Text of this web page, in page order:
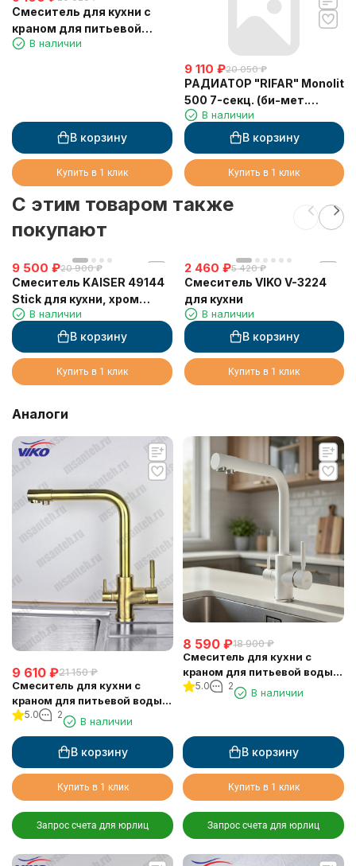
Смеситель для кухни с
краном для питьевой
воды VIKO V-5304
В наличии
В корзину
Купить в 1 клик
9 110 ₽20 050 ₽
РАДИАТОР "RIFAR" Monolit
500 7-секц. (би-мет.
монолит)
В наличии
В корзину
Купить в 1 клик
C этим товаром также
покупают
9 500 ₽20 900 ₽
Смеситель KAISER 49144
Stick для кухни, хром
(картридж 6202)
В наличии
В корзину
Купить в 1 клик
2 460 ₽5 420 ₽
Смеситель VIKO V-3224
для кухни
В наличии
В корзину
Купить в 1 клик
Аналоги
9 610 ₽21 150 ₽
Смеситель для кухни с
краном для питьевой воды
VIKO V-5034
5.0 2
В наличии
В корзину
Купить в 1 клик
Запрос счета для юрлиц
8 590 ₽18 900 ₽
Смеситель для кухни с
краном для питьевой воды
VIKO V-5044
5.0 2
В наличии
В корзину
Купить в 1 клик
Запрос счета для юрлиц